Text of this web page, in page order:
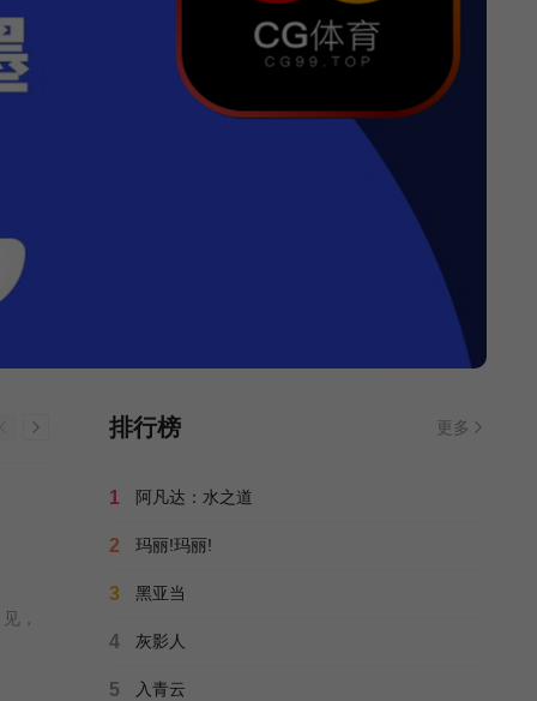
，
排行榜 更多
1 阿凡达：水之道
2 玛丽!玛丽!
3 黑亚当
4 灰影人
5 入青云